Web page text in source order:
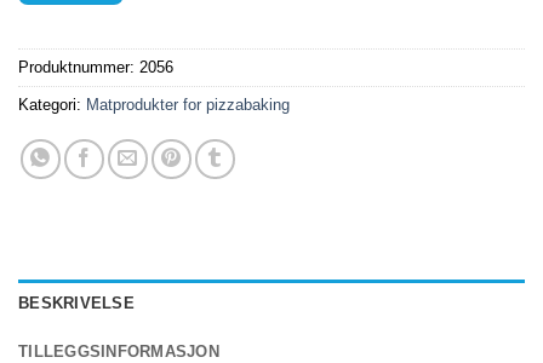
Produktnummer: 2056
Kategori: Matprodukter for pizzabaking
BESKRIVELSE
TILLEGGSINFORMASJON